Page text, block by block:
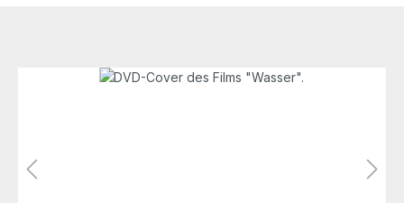
Bildergalerie überspringen